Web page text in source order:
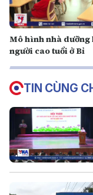
Mô hình nhà dưỡng
người cao tuổi ở Bỉ
TIN CÙNG